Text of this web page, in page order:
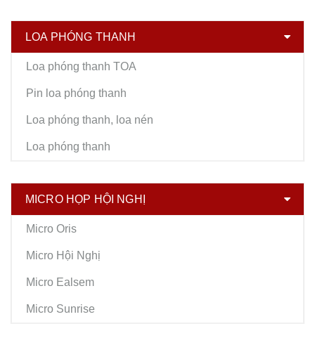
LOA PHÓNG THANH
Loa phóng thanh TOA
Pin loa phóng thanh
Loa phóng thanh, loa nén
Loa phóng thanh
MICRO HỌP HỘI NGHỊ
Micro Oris
Micro Hội Nghị
Micro Ealsem
Micro Sunrise